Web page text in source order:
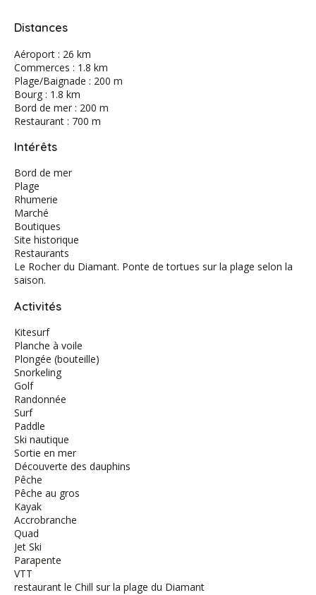
Distances
Aéroport : 26 km
Commerces : 1.8 km
Plage/Baignade : 200 m
Bourg : 1.8 km
Bord de mer : 200 m
Restaurant : 700 m
Intérêts
Bord de mer
Plage
Rhumerie
Marché
Boutiques
Site historique
Restaurants
Le Rocher du Diamant. Ponte de tortues sur la plage selon la
saison.
Activités
Kitesurf
Planche à voile
Plongée (bouteille)
Snorkeling
Golf
Randonnée
Surf
Paddle
Ski nautique
Sortie en mer
Découverte des dauphins
Pêche
Pêche au gros
Kayak
Accrobranche
Quad
Jet Ski
Parapente
VTT
restaurant le Chill sur la plage du Diamant